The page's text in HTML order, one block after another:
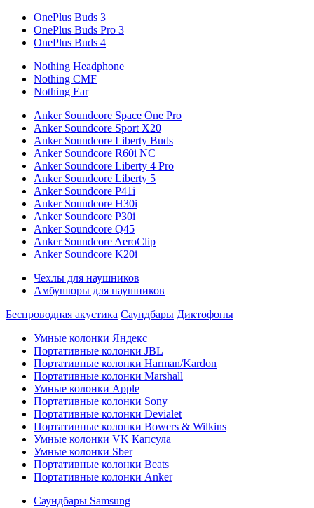
OnePlus Buds 3
OnePlus Buds Pro 3
OnePlus Buds 4
Nothing Headphone
Nothing CMF
Nothing Ear
Anker Soundcore Space One Pro
Anker Soundcore Sport X20
Anker Soundcore Liberty Buds
Anker Soundcore R60i NC
Anker Soundcore Liberty 4 Pro
Anker Soundcore Liberty 5
Anker Soundcore P41i
Anker Soundcore H30i
Anker Soundcore P30i
Anker Soundcore Q45
Anker Soundcore AeroClip
Anker Soundcore K20i
Чехлы для наушников
Амбушюры для наушников
Беспроводная акустика Саундбары Диктофоны
Умные колонки Яндекс
Портативные колонки JBL
Портативные колонки Harman/Kardon
Портативные колонки Marshall
Умные колонки Apple
Портативные колонки Sony
Портативные колонки Devialet
Портативные колонки Bowers & Wilkins
Умные колонки VK Капсула
Умные колонки Sber
Портативные колонки Beats
Портативные колонки Anker
Саундбары Samsung